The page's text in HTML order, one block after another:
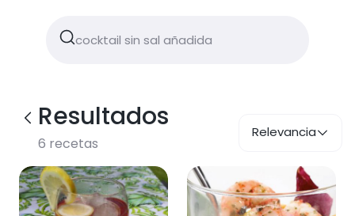
Resultados
6 recetas
Relevancia